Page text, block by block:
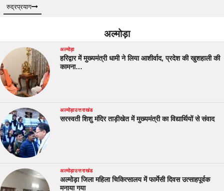
रुद्रप्रयाग
अल्मोड़ा
अल्मोड़ा
हरिद्वार में मुख्यमंत्री धामी ने लिया आशीर्वाद, प्रदेश की खुशहाली की
कामना…
अल्मोड़ाउत्तराखंड
सरस्वती शिशु मंदिर ताड़ीखेत में मुख्यमंत्री का विद्यार्थियों से संवाद
अल्मोड़ाउत्तराखंड
अल्मोड़ा जिला महिला चिकित्सालय में फार्मेसी दिवस उत्साहपूर्वक
मनाया गया